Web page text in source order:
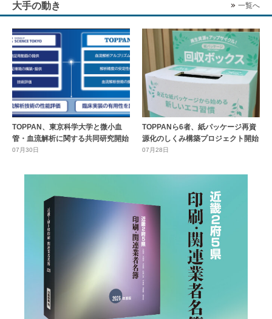
大手の動き 一覧へ
TOPPAN、東京科学大学と微小血
管・血流解析に関する共同研究開始
07月30日
TOPPANら6者、紙パッケージ再資
源化のしくみ構築プロジェクト開始
07月28日